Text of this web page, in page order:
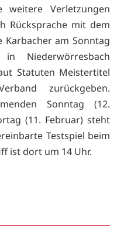
weitere Verletzungen
Rücksprache mit dem
Karbacher am Sonntag
in Niederwörresbach
Statuten Meistertitel
zurückgeben.
Sonntag (12.
(11. Februar) steht
Testspiel beim
ist dort um 14 Uhr.